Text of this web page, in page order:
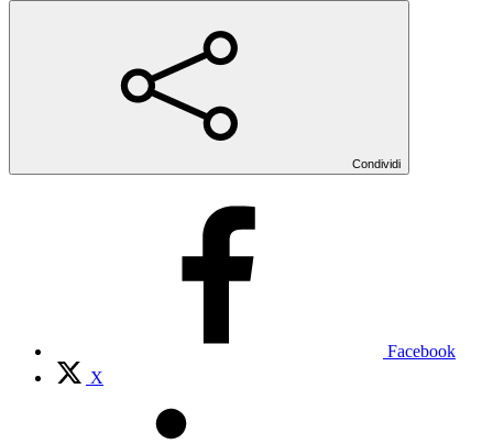
Condividi
Facebook
X